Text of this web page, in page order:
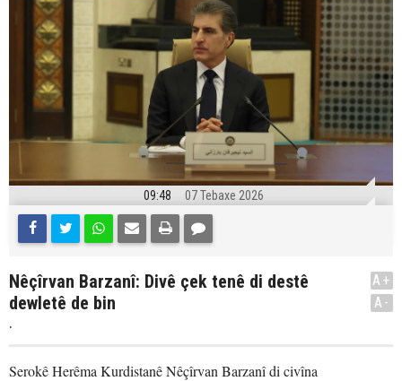
09:48 07 Tebaxe 2026
Nêçîrvan Barzanî: Divê çek tenê di destê
dewletê de bin
.
A+
A-
Serokê Herêma Kurdistanê Nêçîrvan Barzanî di civîna